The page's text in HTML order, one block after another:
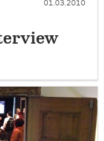
01.03.2010